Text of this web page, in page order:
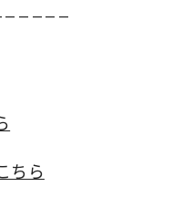
– – – – –
ちら